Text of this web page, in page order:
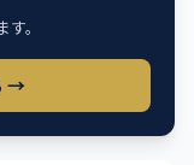
。
→